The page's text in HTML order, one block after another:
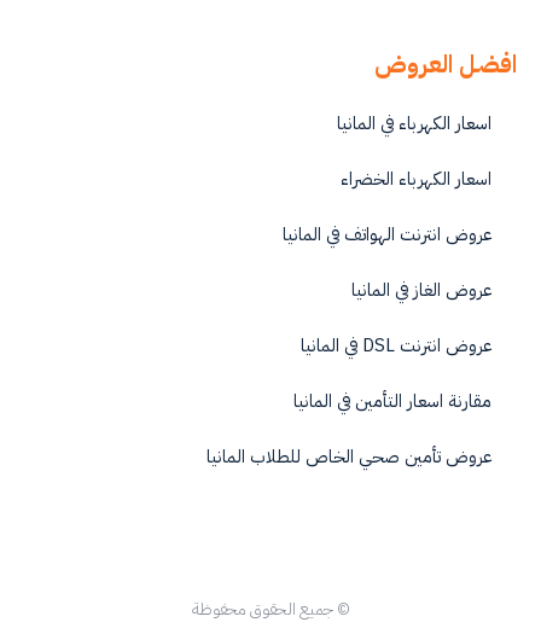
افضل العروض
اسعار الكهرباء في المانيا
اسعار الكهرباء الخضراء
عروض انترنت الهواتف في المانيا
عروض الغاز في المانيا
عروض انترنت DSL في المانيا
مقارنة اسعار التأمين في المانيا
عروض تأمين صحي الخاص للطلاب المانيا
© جميع الحقوق محفوظة